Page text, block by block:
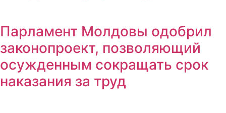
Парламент Молдовы одобрил
законопроект, позволяющий
осужденным сокращать срок
наказания за труд